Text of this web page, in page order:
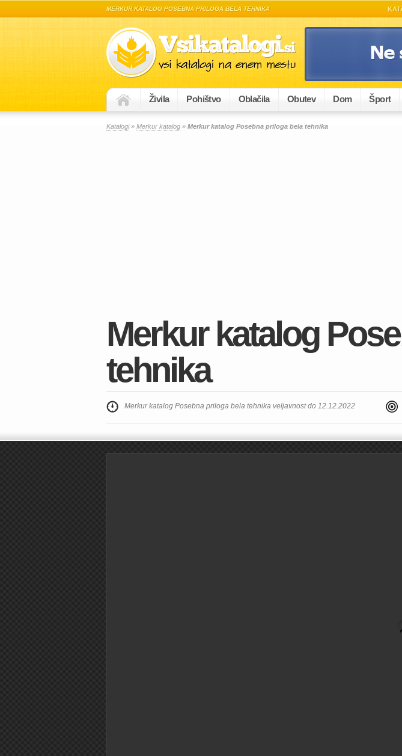
MERKUR KATALOG POSEBNA PRILOGA BELA TEHNIKA
Živila Pohištvo Oblačila Obutev Dom Šport
Katalogi» Merkur katalog » Merkur katalog Posebna priloga bela tehnika
Merkur katalog
tehnika
Merkur katalog Posebna priloga bela tehnika veljavnost do 12.12.2022